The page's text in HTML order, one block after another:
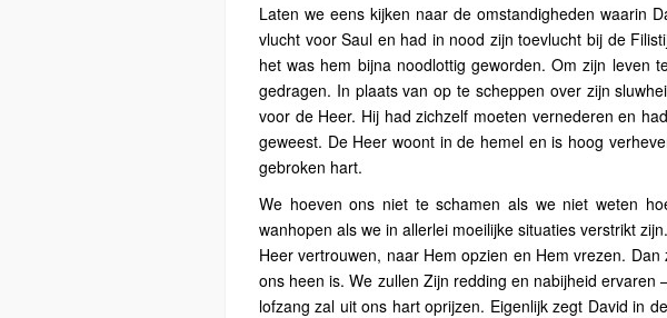
Laten we eens kijken naar de omstandigheden waarin
vlucht voor Saul en had in nood zijn toevlucht bij de
het was hem bijna noodlottig geworden. Om zijn leven
gedragen. In plaats van op te scheppen over zijn
voor de Heer. Hij had zichzelf moeten vernederen en
geweest. De Heer woont in de hemel en is hoog
gebroken hart.
We hoeven ons niet te schamen als we niet weten
wanhopen als we in allerlei moeilijke situaties verstrikt
Heer vertrouwen, naar Hem opzien en Hem vrezen.
ons heen is. We zullen Zijn redding en nabijheid
lofzang zal uit ons hart oprijzen. Eigenlijk zegt David in